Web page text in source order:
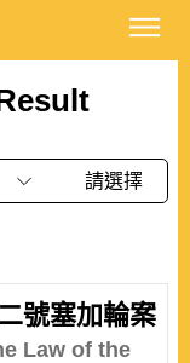
請選擇
號塞加輪案
Law of the